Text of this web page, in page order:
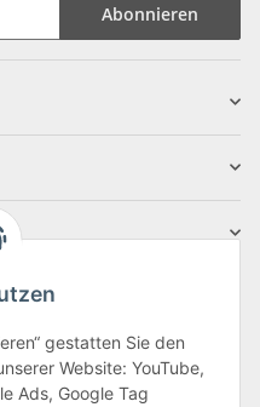
Abonnieren
gestatten Sie den
Website: YouTube,
Ads, Google Tag